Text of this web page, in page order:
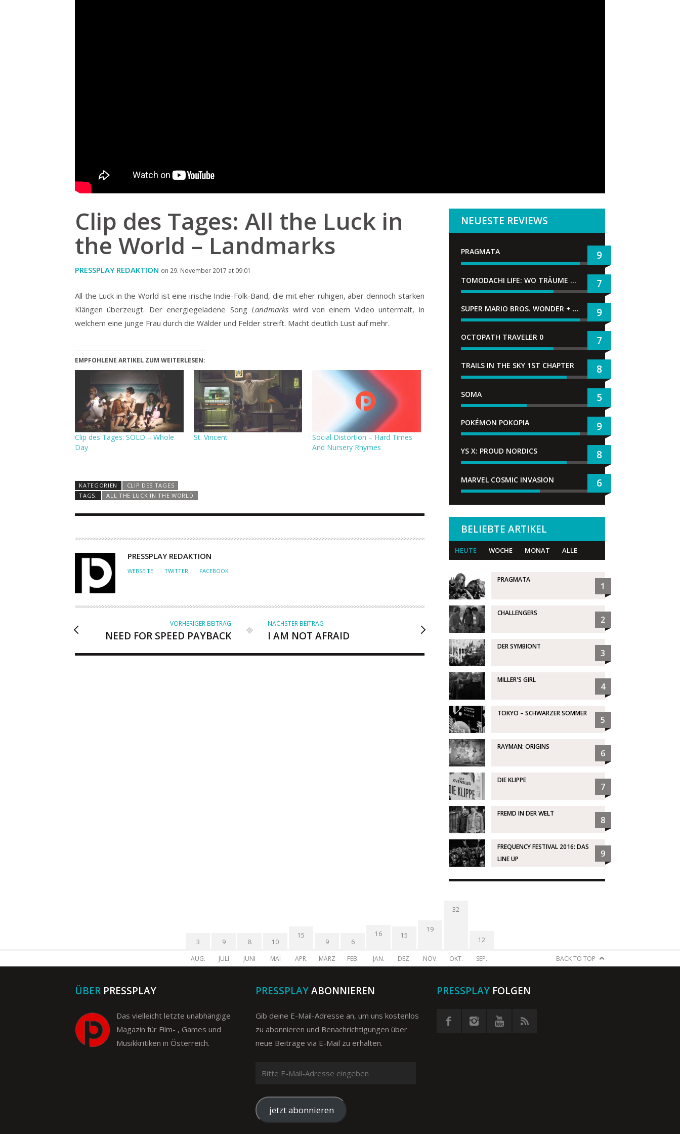
Clip des Tages: All the Luck in
the World – Landmarks
PRESSPLAY REDAKTION on 29. November 2017 at 09:01
All the Luck in the World ist eine irische Indie-Folk-Band, die mit eher ruhigen, aber dennoch starken
Klängen überzeugt. Der energiegeladene SongLandmarks wird von einem Video untermalt, in
welchem eine junge Frau durch die Wälder und Felder streift. Macht deutlich Lust auf mehr.
EMPFOHLENE ARTIKEL ZUM WEITERLESEN:
Clip des Tages: SOLD – Whole
Day
St. Vincent
Social Distortion – Hard Times
And Nursery Rhymes
KATEGORIEN
CLIP DES TAGES
TAGS:
ALL THE LUCK IN THE WORLD
A
U
R
PRESSPLAY REDAKTION
WEBSEITE TWITTER FACEBOOK
VORHERIGER BEITRAG
NEED FOR SPEED PAYBACK
NÄCHSTER BEITRAG
I AM NOT AFRAID
NEUESTE REVIEWS
PRAGMATA 9
TOMODACHI LIFE: WO TRÄUME WAHR WERDEN 7
SUPER MARIO BROS. WONDER + GEMEINSAM IM BELLABEL-PARK 9
OCTOPATH TRAVELER 0 7
TRAILS IN THE SKY 1ST CHAPTER 8
SOMA 5
POKÉMON POKOPIA 9
YS X: PROUD NORDICS 8
MARVEL COSMIC INVASION 6
BELIEBTE ARTIKEL
HEUTE WOCHE MONAT ALLE
PRAGMATA
1
CHALLENGERS
2
DER SYMBIONT
3
MILLER'S GIRL
4
TOKYO – SCHWARZER SOMMER
5
RAYMAN: ORIGINS
6
DIE KLIPPE
7
FREMD IN DER WELT
8
FREQUENCY FESTIVAL 2016: DAS
LINE UP
9
3
AUG.
9
JULI
8
JUNI
10
MAI
15
APR.
9
MÄRZ
6
FEB.
16
JAN.
15
DEZ.
19
NOV.
32
OKT.
12
SEP. BACK TO TOP
ÜBER PRESSPLAY
Das vielleicht letzte unabhängige
Magazin für Film- , Games und
Musikkritiken in Österreich.
PRESSPLAYABONNIEREN
Gib deine E-Mail-Adresse an, um uns kostenlos
zu abonnieren und Benachrichtigungen über
neue Beiträge via E-Mail zu erhalten.
Mail-
Adresse
eingeben
jetzt abonnieren
PRESSPLAYFOLGEN